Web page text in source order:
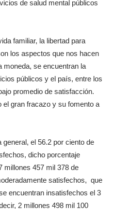
de salud mental públicos
familiar, la libertad para
los aspectos que nos hacen
moneda, se encuentran la
públicos y el país, entre los
promedio de satisfacción.
gran fracazo y su fomento a
el 56.2 por ciento de
dicho porcentaje
millones 457 mil 378 de
satisfechos, que
encuentran insatisfechos el 3
2 millones 498 mil 100